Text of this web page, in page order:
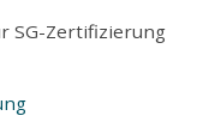
SG-Zertifizierung